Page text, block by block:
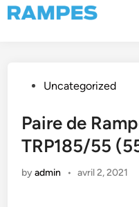
Skip
to
PostedUncategorized
Paire de
TRP185/55
byadmin • avril 2, 2021